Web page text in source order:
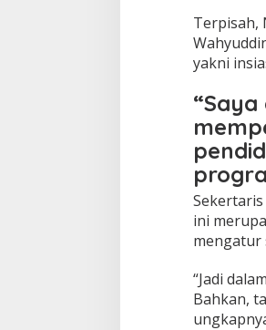
Terpisah,
yakni
ini
mengatur
“Jadi
Bahkan,